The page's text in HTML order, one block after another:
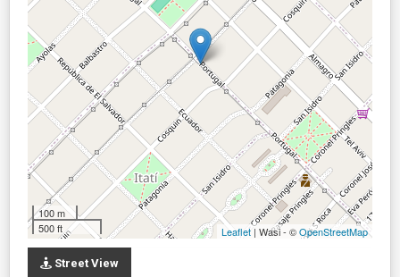
100 m
500 ft
Leaflet | Wasi - ©OpenStreetMap
Street View